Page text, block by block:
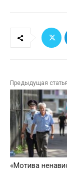
Предыдущая статья
«Мотива